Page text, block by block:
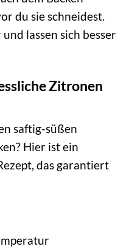
du sie schneidest.
lassen sich besser
Zitronen
saftig-süßen
Hier ist ein
das garantiert